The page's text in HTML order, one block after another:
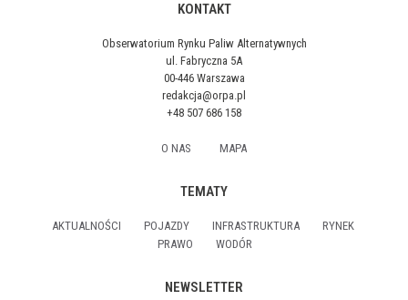
KONTAKT
Obserwatorium Rynku Paliw Alternatywnych
ul. Fabryczna 5A
00-446 Warszawa
redakcja@orpa.pl
+48 507 686 158
O NAS MAPA
TEMATY
AKTUALNOŚCI POJAZDY INFRASTRUKTURA
RYNEK
PRAWO
WODÓR
NEWSLETTER